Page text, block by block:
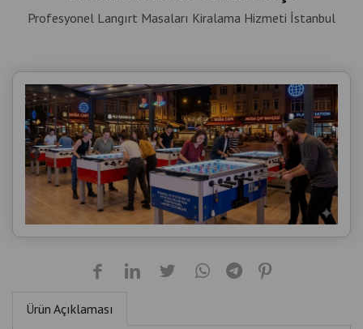
Profesyonel Langırt Masaları Kiralama Hizmeti İstanbul
Ürün Açıklaması